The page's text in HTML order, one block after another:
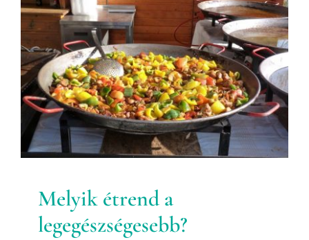
Melyik étrend a
legegészségesebb?
Egészségtervezés
Melyik étrend a
legegészségesebb?